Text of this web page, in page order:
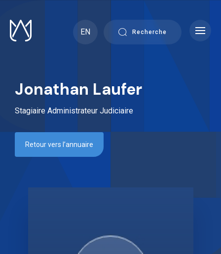
content
EN
Recherche
Jonathan Laufer
Stagiaire Administrateur Judiciaire
Retour vers l’annuaire